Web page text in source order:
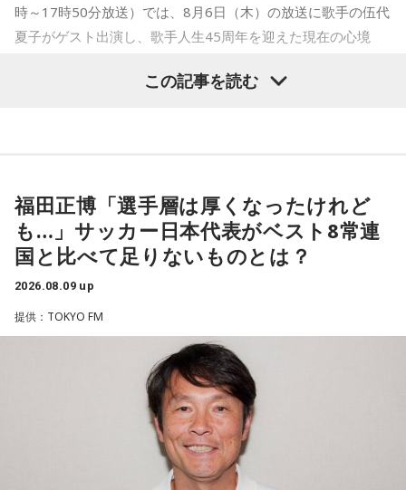
時～17時50分放送）では、8月6日（木）の放送に歌手の伍代
夏子がゲスト出演し、歌手人生45周年を迎えた現在の心境
ることを明かした。また、歌手はレコーディングを終えた
後、自分自身が“演出家”となって楽曲を育てていく仕事でもあ
ると語り、長年培ってきた表現者としての思いを語った。
ューから間もなく所属レコード会社がなくなり、「どこへ行
けばいいの？」と途方に暮れたことや、芸名を何度も変えな
がら挑戦を続けてきた日々を振り返る。それでも諦めずに歌
い続けた経験が、45周年記念シングル「露天の花」に込めた
「どんな環境でも花は咲く」「その場所で咲く花がある」と
いうメッセージにつながっていると話した。人生は何度でも
立ち上がれるという応援歌は、自身の歩みそのものでもある
この記事を読む
福田正博「選手層は厚くなったけれど
も…」サッカー日本代表がベスト8常連
国と比べて足りないものとは？
2026.08.09 up
提供：TOKYO FM